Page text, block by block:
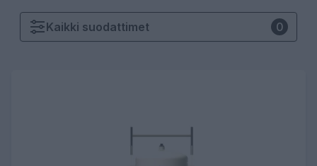
Kaikki suodattimet 0